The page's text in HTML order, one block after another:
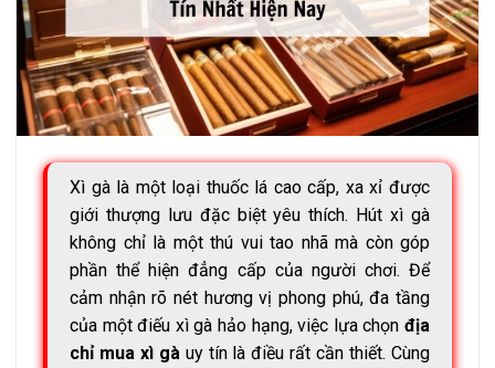
Xì gà là một loại thuốc lá cao cấp, xa xỉ được
giới thượng lưu đặc biệt yêu thích. Hút xì gà
không chỉ là một thú vui tao nhã mà còn góp
phần thể hiện đẳng cấp của người chơi. Để
cảm nhận rõ nét hương vị phong phú, đa tầng
của một điếu xì gà hảo hạng, việc lựa chọn địa
chỉ mua xì gàuy tín là điều rất cần thiết. Cùng